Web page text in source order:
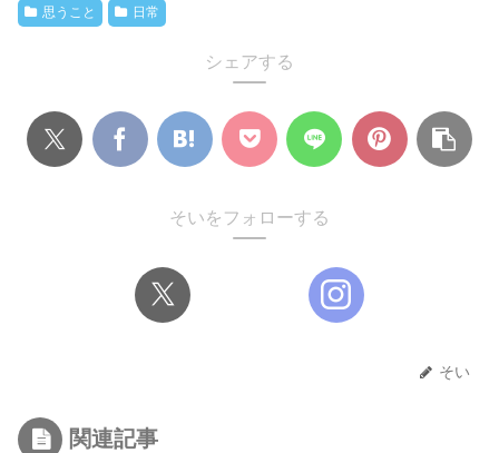
思うこと 日常
シェアする
そいをフォローする
そい
関連記事